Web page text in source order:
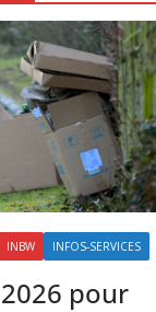
INBW INFOS-SERVICES
pour